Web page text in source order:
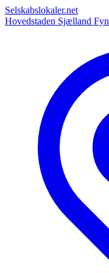
Selskabslokaler.net
Hovedstaden Sjælland Fyn